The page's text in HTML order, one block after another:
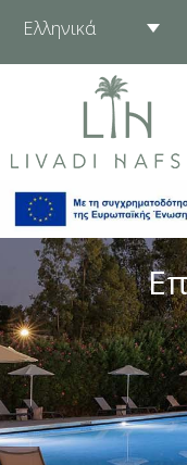
στο
περιεχόμενο
Ελληνικά